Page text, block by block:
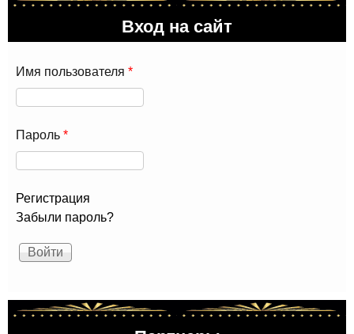
Вход на сайт
Имя пользователя *
Пароль *
Регистрация
Забыли пароль?